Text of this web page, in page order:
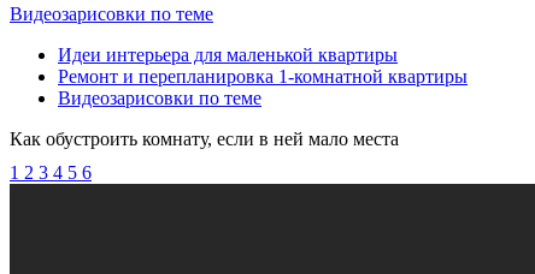
Видеозарисовки по теме
Идеи интерьера для маленькой квартиры
Ремонт и перепланировка 1-комнатной квартиры
Видеозарисовки по теме
Как обустроить комнату, если в ней мало места
1 2 3 4 5 6